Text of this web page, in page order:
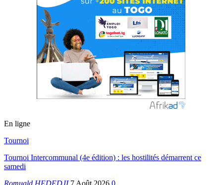
En ligne
Tournoi
Tournoi Intercommunal (4e édition) : les hostilités démarrent ce
samedi
Romuald HEDEDJI 7 Août 2026 0